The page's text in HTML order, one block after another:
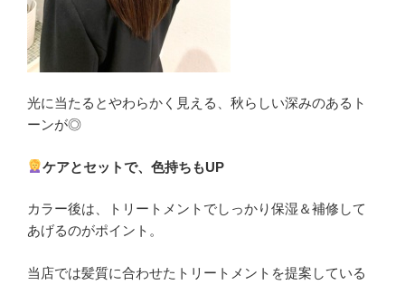
光に当たるとやわらかく見える、秋らしい深みのあるト
ーンが◎
ケアとセットで、色持ちもUP
カラー後は、トリートメントでしっかり保湿＆補修して
あげるのがポイント。
当店では髪質に合わせたトリートメントを提案している